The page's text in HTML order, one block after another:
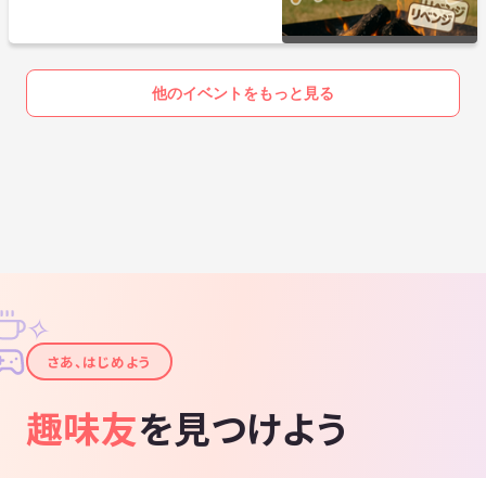
他のイベントをもっと見る
✦
✧
さあ、はじめよう
趣味友を見つけよう